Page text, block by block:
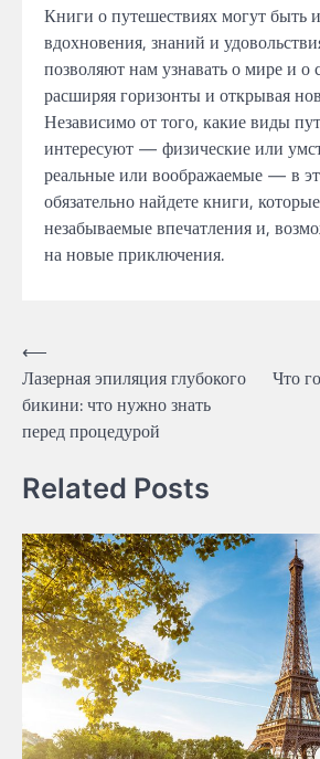
Книги о путешествиях могут быть
вдохновения, знаний и
позволяют нам узнавать о мире и о
расширяя горизонты и открывая
Независимо от того, какие виды
интересуют — физические или
реальные или воображаемые — в
обязательно найдете книги,
незабываемые впечатления и,
на новые приключения.
Навигация
по
записям
⟵
Лазерная эпиляция глубокого
бикини: что нужно знать
перед процедурой
Что
Related Posts